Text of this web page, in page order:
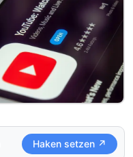
Haken setzen ↗